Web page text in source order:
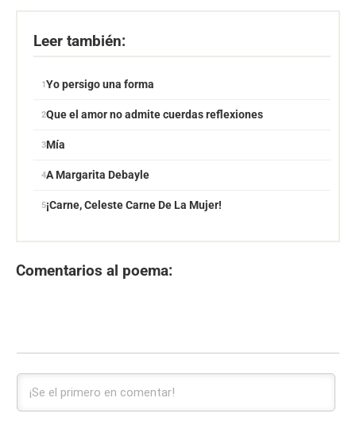
Leer también:
Yo persigo una forma
Que el amor no admite cuerdas reflexiones
Mía
A Margarita Debayle
¡Carne, Celeste Carne De La Mujer!
Comentarios al poema: